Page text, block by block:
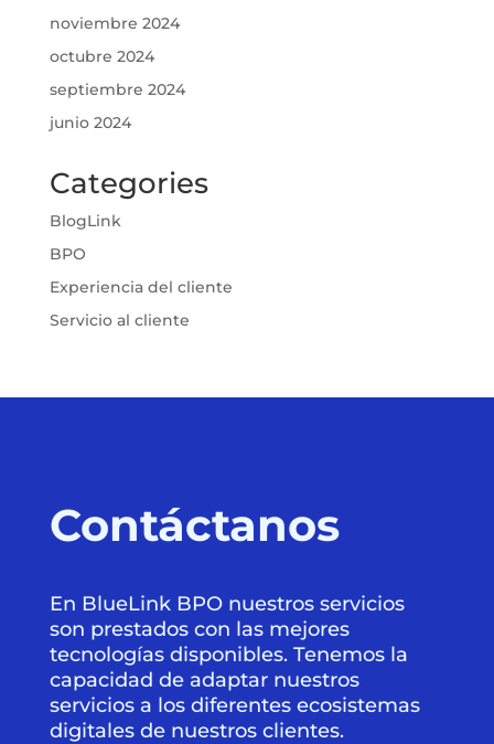
noviembre 2024
octubre 2024
septiembre 2024
junio 2024
Categories
BlogLink
BPO
Experiencia del cliente
Servicio al cliente
Contáctanos
En BlueLink BPO nuestros servicios
son prestados con las mejores
tecnologías disponibles. Tenemos la
capacidad de adaptar nuestros
servicios a los diferentes ecosistemas
digitales de nuestros clientes.